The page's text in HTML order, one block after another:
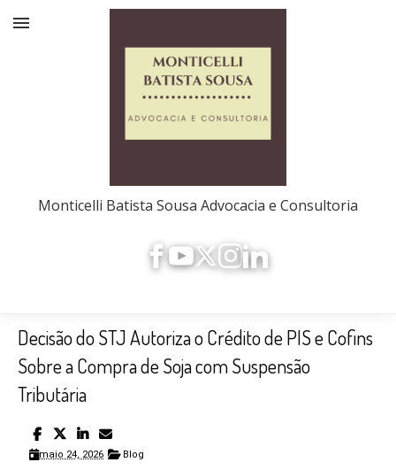
Monticelli Batista Sousa Advocacia e Consultoria
Decisão do STJ Autoriza o Crédito de PIS e Cofins
Sobre a Compra de Soja com Suspensão
Tributária
maio 24, 2026 Blog